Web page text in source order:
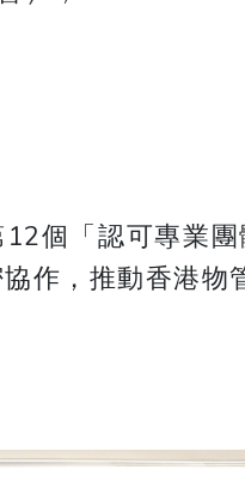
個「認可專業
作，推動香港物